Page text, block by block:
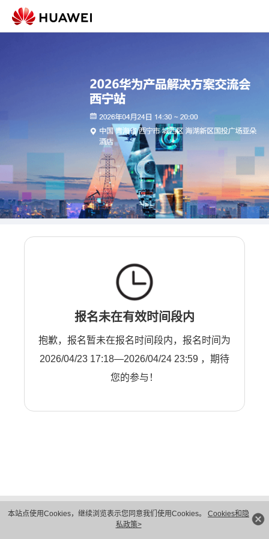
本站点使用Cookies，继续浏览表示您同意我们使用Cookies。 Cookies和隐
私政策>
报名未在有效时间段内
抱歉，报名暂未在报名时间段内，报名时间为
2026/04/23 17:18—2026/04/24 23:59 ，期待
您的参与！
隐私保护
法律声明